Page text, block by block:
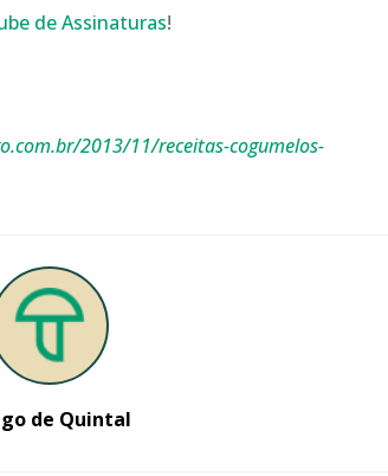
de Assinaturas!
2013/11/receitas-cogumelos-
de Quintal